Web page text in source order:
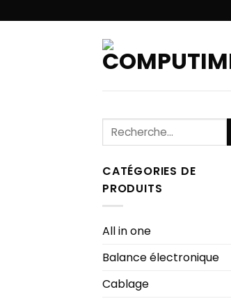
au
Recherche
pour :
CATÉGORIES DE
PRODUITS
All in one
Balance électronique
Cablage